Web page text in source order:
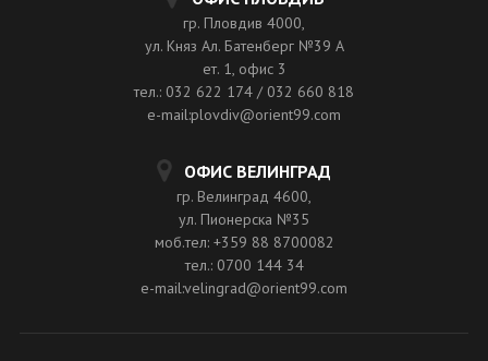
гр. Пловдив 4000,
ул. Княз Ал. Батенберг №39 A
ет. 1, офис 3
тел.: 032 622 174 / 032 660 818
e-mail:plovdiv@orient99.com
ОФИС ВЕЛИНГРАД
гр. Велинград 4600,
ул. Пионерска №35
моб.тел: +359 88 8700082
тел.: 0700 144 34
e-mail:velingrad@orient99.com